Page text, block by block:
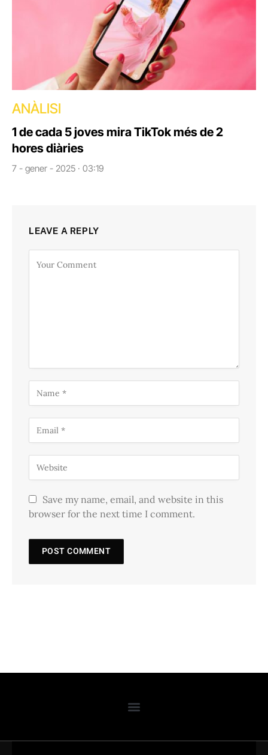
ANÀLISI
1 de cada 5 joves mira TikTok més de 2
hores diàries
7 - gener - 2025 · 03:19
LEAVE A REPLY
Save my name, email, and website in this
browser for the next time I comment.